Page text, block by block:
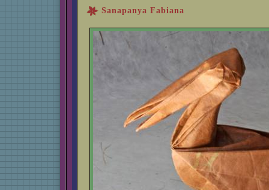
Sanapanya Fabiana